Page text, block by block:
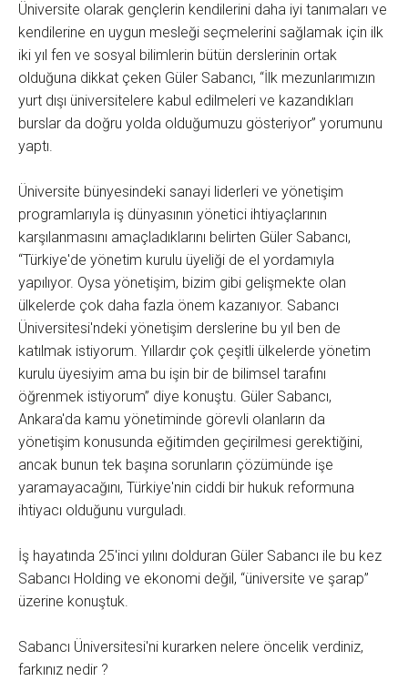
Üniversite olarak gençlerin kendilerini daha iyi tanımaları ve
kendilerine en uygun mesleği seçmelerini sağlamak için ilk
iki yıl fen ve sosyal bilimlerin bütün derslerinin ortak
olduğuna dikkat çeken Güler Sabancı, ‘‘İlk mezunlarımızın
yurt dışı üniversitelere kabul edilmeleri ve kazandıkları
burslar da doğru yolda olduğumuzu gösteriyor’’ yorumunu
yaptı.
Üniversite bünyesindeki sanayi liderleri ve yönetişim
programlarıyla iş dünyasının yönetici ihtiyaçlarının
karşılanmasını amaçladıklarını belirten Güler Sabancı,
‘‘Türkiye'de yönetim kurulu üyeliği de el yordamıyla
yapılıyor. Oysa yönetişim, bizim gibi gelişmekte olan
ülkelerde çok daha fazla önem kazanıyor. Sabancı
Üniversitesi'ndeki yönetişim derslerine bu yıl ben de
katılmak istiyorum. Yıllardır çok çeşitli ülkelerde yönetim
kurulu üyesiyim ama bu işin bir de bilimsel tarafını
öğrenmek istiyorum’’ diye konuştu. Güler Sabancı,
Ankara'da kamu yönetiminde görevli olanların da
yönetişim konusunda eğitimden geçirilmesi gerektiğini,
ancak bunun tek başına sorunların çözümünde işe
yaramayacağını, Türkiye'nin ciddi bir hukuk reformuna
ihtiyacı olduğunu vurguladı.
İş hayatında 25'inci yılını dolduran Güler Sabancı ile bu kez
Sabancı Holding ve ekonomi değil, ‘‘üniversite ve şarap’’
üzerine konuştuk.
Sabancı Üniversitesi'ni kurarken nelere öncelik verdiniz,
farkınız nedir ?